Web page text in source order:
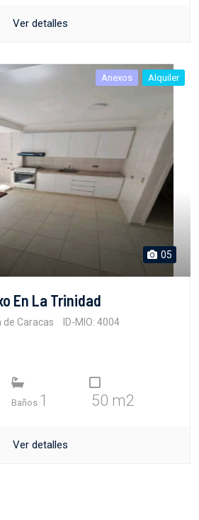
Ver detalles
Anexos Alquiler
05
En La Trinidad
Caracas ID-MIO: 4004
Baños 1 50 m2
Ver detalles